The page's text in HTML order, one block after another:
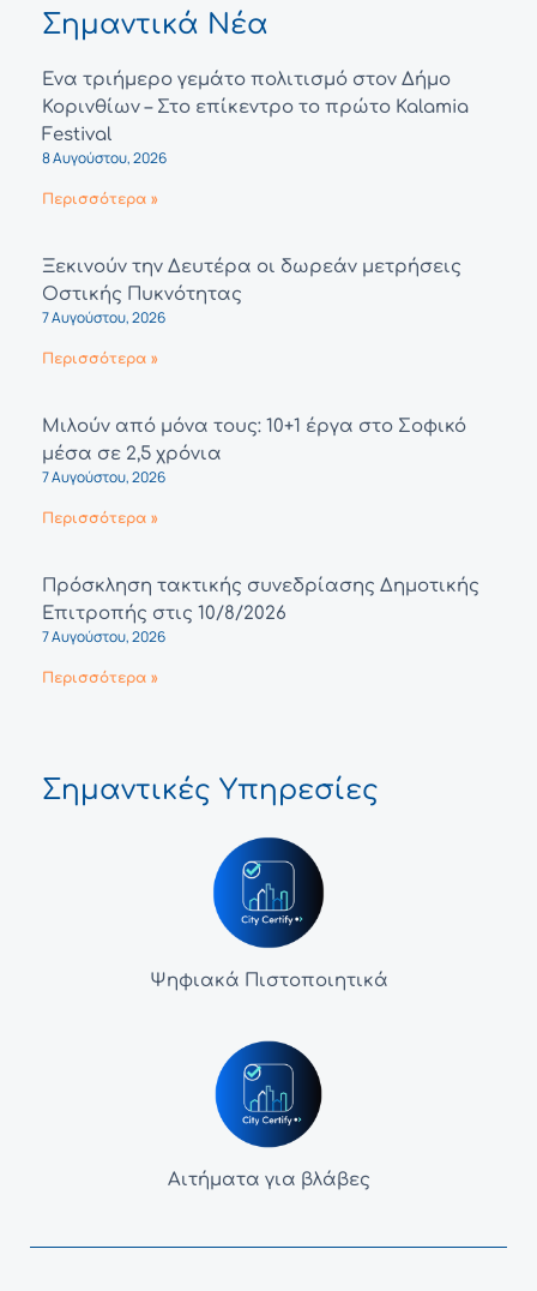
Σημαντικά Νέα
Ένα τριήμερο γεμάτο πολιτισμό στον Δήμο
Κορινθίων – Στο επίκεντρο το πρώτο Kalamia
Festival
8 Αυγούστου, 2026
Περισσότερα »
Ξεκινούν την Δευτέρα οι δωρεάν μετρήσεις
Οστικής Πυκνότητας
7 Αυγούστου, 2026
Περισσότερα »
Μιλούν από μόνα τους: 10+1 έργα στο Σοφικό
μέσα σε 2,5 χρόνια
7 Αυγούστου, 2026
Περισσότερα »
Πρόσκληση τακτικής συνεδρίασης Δημοτικής
Επιτροπής στις 10/8/2026
7 Αυγούστου, 2026
Περισσότερα »
Σημαντικές Υπηρεσίες
Ψηφιακά Πιστοποιητικά
Αιτήματα για βλάβες